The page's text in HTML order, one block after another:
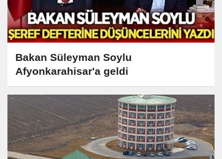
Bakan Süleyman Soylu
Afyonkarahisar'a geldi